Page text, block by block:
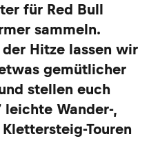
für Red Bull
sammeln.
Hitze lassen wir
gemütlicher
stellen euch
leichte Wander-,
Touren